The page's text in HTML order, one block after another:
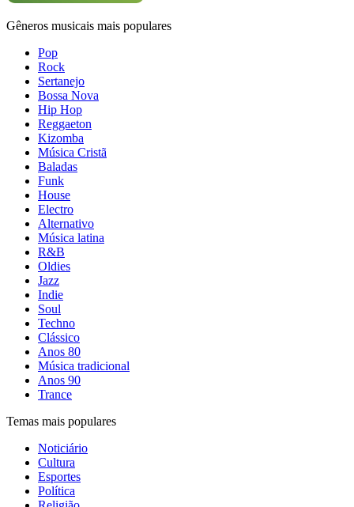
Gêneros musicais mais populares
Pop
Rock
Sertanejo
Bossa Nova
Hip Hop
Reggaeton
Kizomba
Música Cristã
Baladas
Funk
House
Electro
Alternativo
Música latina
R&B
Oldies
Jazz
Indie
Soul
Techno
Clássico
Anos 80
Música tradicional
Anos 90
Trance
Temas mais populares
Noticiário
Cultura
Esportes
Política